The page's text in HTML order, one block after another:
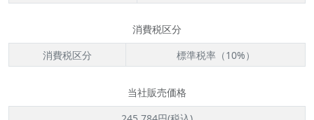
消費税区分
消費税区分
標準税率（10%）
当社販売価格